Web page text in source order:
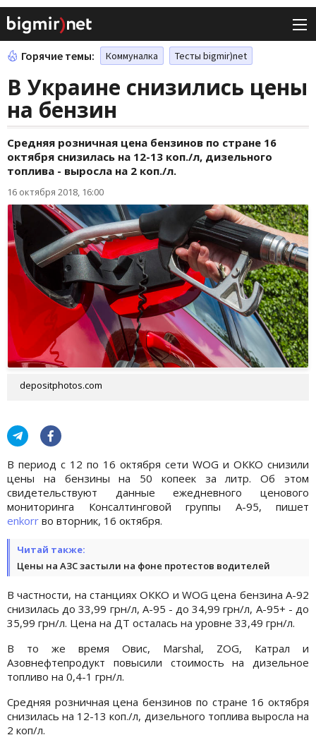
Горячие темы: Коммуналка Тесты bigmir)net
В Украине снизились цены
на бензин
Средняя розничная цена бензинов по стране 16
октября снизилась на 12-13 коп./л, дизельного
топлива - выросла на 2 коп./л.
16 октября 2018, 16:00
depositphotos.com
В период с 12 по 16 октября сети WOG и ОККО снизили
цены на бензины на 50 копеек за литр. Об этом
свидетельствуют данные ежедневного ценового
мониторинга Консалтинговой группы А-95, пишет
enkorr во вторник, 16 октября.
Читай также:
Цены на АЗС застыли на фоне протестов водителей
В частности, на станциях ОККО и WOG цена бензина А-92
снизилась до 33,99 грн/л, А-95 - до 34,99 грн/л, А-95+ - до
35,99 грн/л. Цена на ДТ осталась на уровне 33,49 грн/л.
В то же время Овис, Marshal, ZOG, Катрал и
Азовнефтепродукт повысили стоимость на дизельное
топливо на 0,4-1 грн/л.
Средняя розничная цена бензинов по стране 16 октября
снизилась на 12-13 коп./л, дизельного топлива выросла на
2 коп/л.